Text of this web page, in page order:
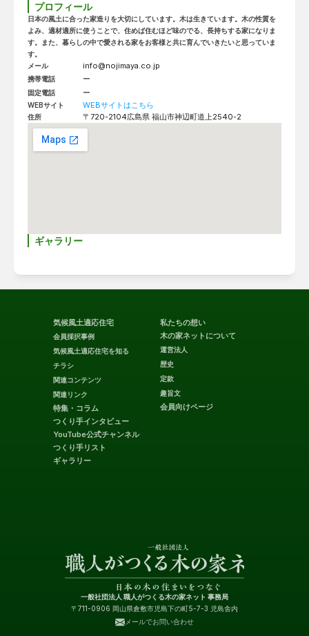
プロフィール
日本の風土に合った家造りを大切にしています。木は生きています。木の性質を
よみ、適材適所に使うことで、住めば住むほど味のでる、長持ちする家になりま
す。また、暮らしの中で愛される家をお客様と共に育んでいきたいと思っていま
す。
メール
info@nojimaya.co.jp
携帯電話 ー
固定電話 ー
WEBサイト WEBサイトはこちら
住所 〒720-2104広島県 福山市神辺町道上2540-2
ギャラリー
一般社団法人 職人がつくる木の家ネット 事務局
〒711-0906 岡山県倉敷市児島下の町5-7-3 児島舎内
メールでお問い合わせ
特集・コラム
つくり手インタビュー
YouTube公式チャンネル
つくり手リスト
ギャラリー
気候風土適応住宅
会員採択事例
気候風土適応住宅を知る
チラシ
関連コンテンツ
関連リンク
私たちの想い
木の家ネットについて
運営法人
歴史
定款
趣旨文
会員向けページ